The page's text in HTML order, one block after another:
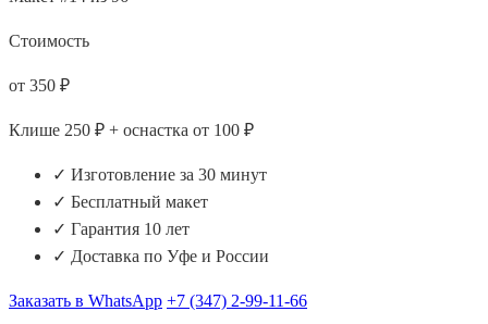
Стоимость
от 350 ₽
Клише 250 ₽ + оснастка от 100 ₽
✓ Изготовление за 30 минут
✓ Бесплатный макет
✓ Гарантия 10 лет
✓ Доставка по Уфе и России
Заказать в WhatsApp +7 (347) 2-99-11-66